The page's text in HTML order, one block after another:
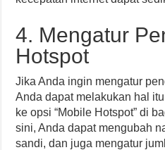
4. Mengatur
Hotspot
Jika Anda ingin mengatur
Anda dapat melakukan hal
ke opsi “Mobile Hotspot” di
sini, Anda dapat mengubah
sandi, dan juga mengatur